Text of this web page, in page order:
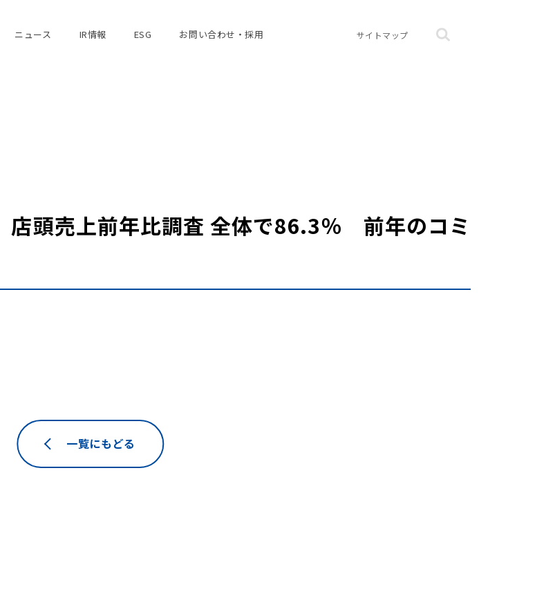
ニュース IR情報 ESG お問い合わせ・採用 サイトマップ
頭売上前年比調査 全体で86.3％ 前年のコミ
一覧にもどる